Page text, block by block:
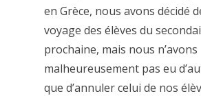
en Grèce, nous avons décidé
voyage des élèves du
prochaine, mais nous n’avons
malheureusement pas eu
que d’annuler celui de nos